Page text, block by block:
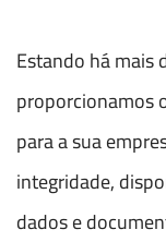
Estando há mais
proporcionamos
para a sua
integridade,
dados e